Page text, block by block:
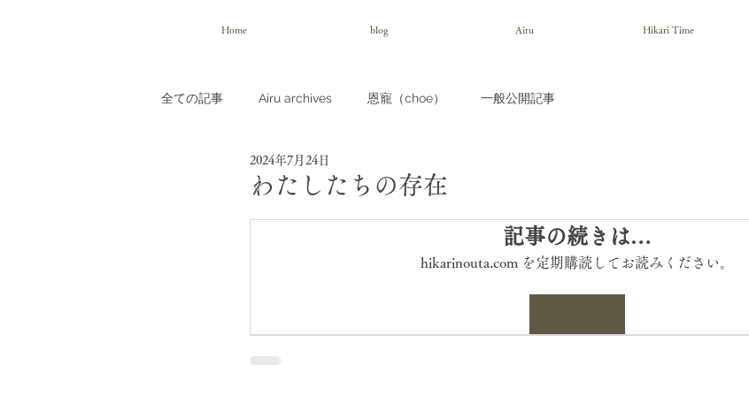
Home blog Airu Hikari Time
全ての記事 Airu archives 恩寵（choe） 一般公開記事
わたしたちの存在
2024年7月24日
記事の続きは…
hikarinouta.com を定期購読してお読みください。